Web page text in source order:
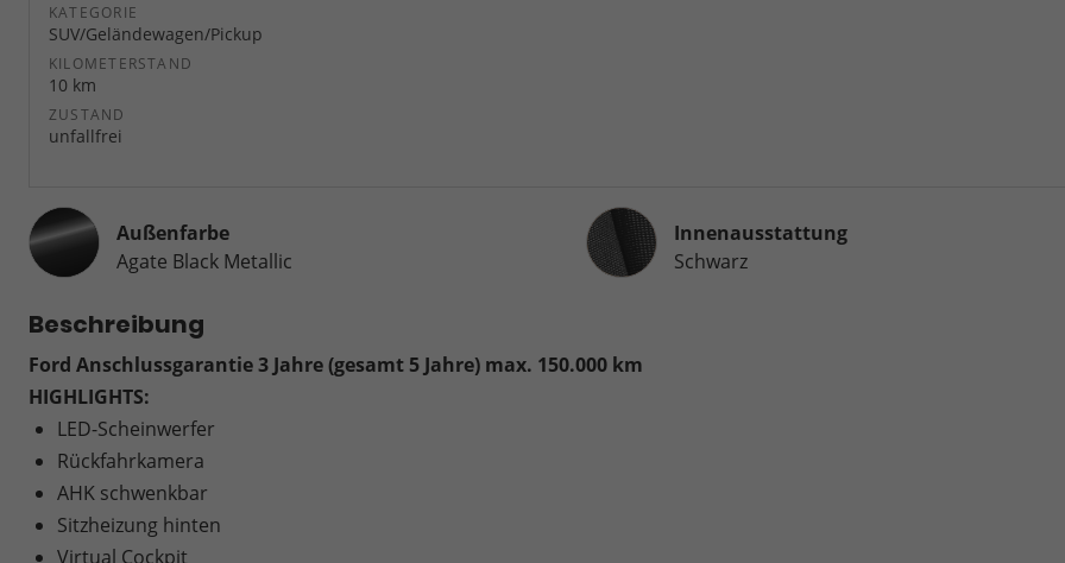
KATEGORIE
SUV/Geländewagen/Pickup
KILOMETERSTAND
10 km
ZUSTAND
unfallfrei
Außenfarbe
Agate Black Metallic
InnenausstattungInnenausstattung
Schwarz
Beschreibung
Ford Anschlussgarantie 3 Jahre (gesamt 5 Jahre) max. 150.000 km
HIGHLIGHTS:
LED-Scheinwerfer
Rückfahrkamera
AHK schwenkbar
Sitzheizung hinten
Virtual Cockpit